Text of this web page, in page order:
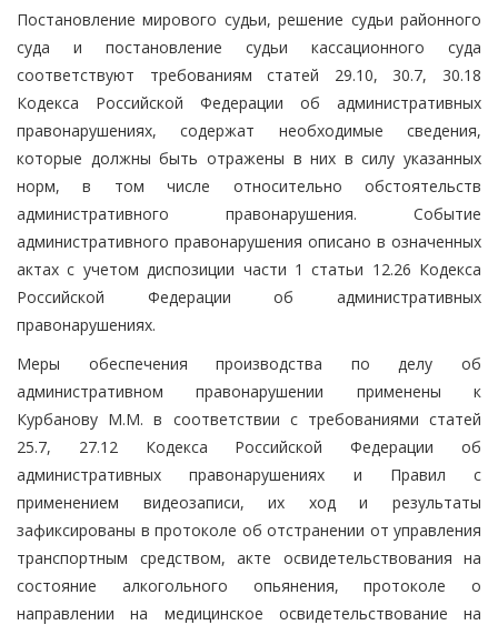
Постановление мирового судьи, решение судьи районного
суда и постановление судьи кассационного суда
соответствуют требованиям статей 29.10, 30.7, 30.18
Кодекса Российской Федерации об административных
правонарушениях, содержат необходимые сведения,
которые должны быть отражены в них в силу указанных
норм, в том числе относительно обстоятельств
административного правонарушения. Событие
административного правонарушения описано в означенных
актах с учетом диспозиции части 1 статьи 12.26 Кодекса
Российской Федерации об административных
правонарушениях.
Меры обеспечения производства по делу об
административном правонарушении применены к
Курбанову М.М. в соответствии с требованиями статей
25.7, 27.12 Кодекса Российской Федерации об
административных правонарушениях и Правил с
применением видеозаписи, их ход и результаты
зафиксированы в протоколе об отстранении от управления
транспортным средством, акте освидетельствования на
состояние алкогольного опьянения, протоколе о
направлении на медицинское освидетельствование на